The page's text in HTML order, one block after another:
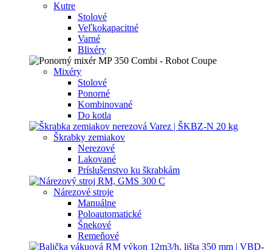
Kutre
Stolové
Veľkokapacitné
Varné
Blixéry
Mixéry
Stolové
Ponorné
Kombinované
Do kotla
Škrabky zemiakov
Nerezové
Lakované
Príslušenstvo ku škrabkám
Nárezové stroje
Manuálne
Poloautomatické
Šnekové
Remeňové